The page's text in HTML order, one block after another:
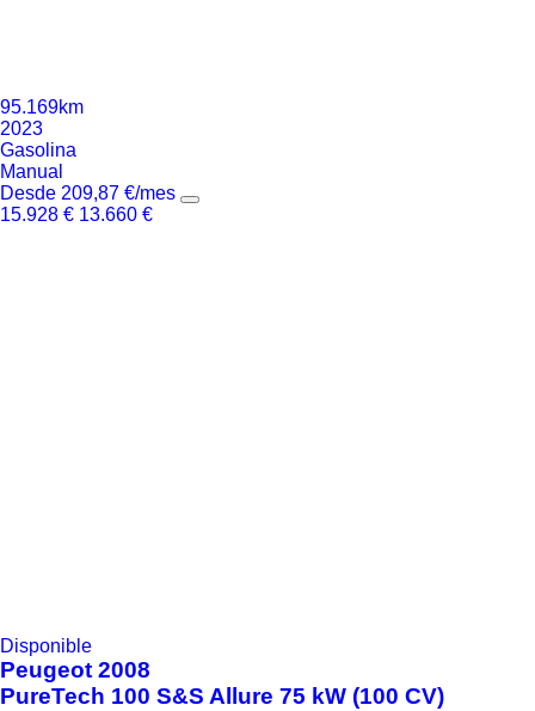
95.169km
2023
Gasolina
Manual
Desde 209,87 €/mes
15.928 € 13.660 €
Disponible
Peugeot 2008
PureTech 100 S&S Allure 75 kW (100 CV)